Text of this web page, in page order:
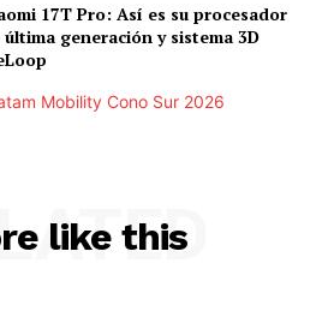
17T Pro: Así es su procesador
última generación y sistema 3D
like this